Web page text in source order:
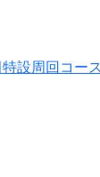
設周回コース